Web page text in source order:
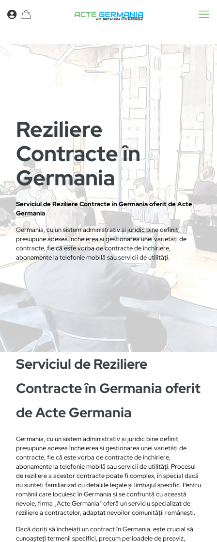
Reziliere
Contracte în
Germania
Serviciul de Reziliere Contracte în Germania oferit de Acte
Germania
Germania, cu un sistem administrativ și juridic bine definit,
presupune adesea încheierea și gestionarea unei varietăți de
contracte, fie că este vorba de contracte de închiriere,
abonamente la telefonie mobilă sau servicii de utilități.
Serviciul de Reziliere
Contracte în Germania oferit
de Acte Germania
Germania, cu un sistem administrativ și juridic bine definit,
presupune adesea încheierea și gestionarea unei varietăți de
contracte, fie că este vorba de contracte de închiriere,
abonamente la telefonie mobilă sau servicii de utilități. Procesul
de reziliere a acestor contracte poate fi complex, în special dacă
nu sunteți familiarizat cu detaliile legale și limbajul specific. Pentru
românii care locuiesc în Germania și se confruntă cu această
nevoie, firma „Acte Germania” oferă un serviciu specializat de
reziliere a contractelor, adaptat nevoilor comunității românești.
Dacă doriți să încheiați un contract în Germania, este crucial să
cunoașteți termenii specifici, precum perioadele de preaviz,